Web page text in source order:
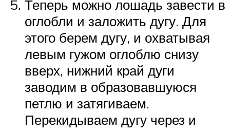
Теперь можно лошадь завести в
оглобли и заложить дугу. Для
этого берем дугу, и охватывая
левым гужом оглоблю снизу
вверх, нижний край дуги
заводим в образовавшуюся
петлю и затягиваем.
Перекидываем дугу через и